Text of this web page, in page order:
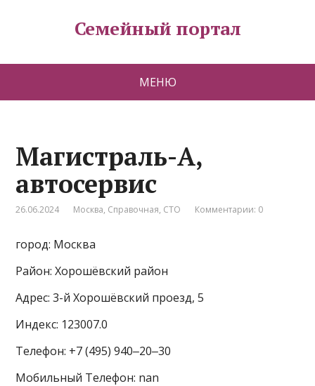
Семейный портал
МЕНЮ
Магистраль-А,
автосервис
26.06.2024 Москва, Справочная, СТО Комментарии: 0
город: Москва
Район: Хорошёвский район
Адрес: 3-й Хорошёвский проезд, 5
Индекс: 123007.0
Телефон: +7 (495) 940‒20‒30
Мобильный Телефон: nan